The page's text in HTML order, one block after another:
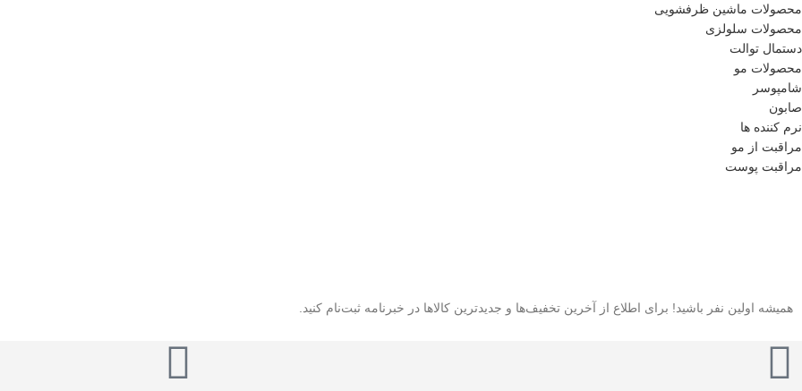
محصولات ماشین ظرفشویی
محصولات سلولزی
دستمال توالت
محصولات مو
شامپوسر
صابون
نرم کننده ها
مراقبت از مو
مراقبت پوست
همیشه اولین نفر باشید! برای اطلاع از آخرین تخفیف‌ها و جدیدترین کالاها در خبرنامه ثبت‌نام کنید.